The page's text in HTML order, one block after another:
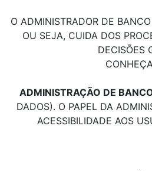
O ADMINISTRADOR DE
OU SEJA, CUIDA DOS
DECISÕES
ADMINISTRAÇÃO DE
DADOS). O PAPEL DA
ACESSIBILIDADE AOS